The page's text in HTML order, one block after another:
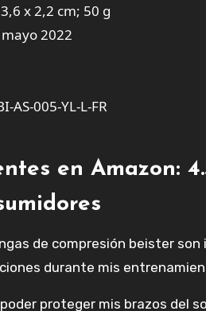
: ‎ 22,5 x 13,6 x 2,2 cm; 50 g
desde ‏ : ‎ 22 mayo 2022
de modelo del producto ‏ : ‎ BI-AS-005-YL-L-FR
en Amazon:
de compresión beister
durante mis
proteger mis brazos del